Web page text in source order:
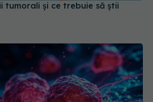
tumorali și ce trebuie să știi